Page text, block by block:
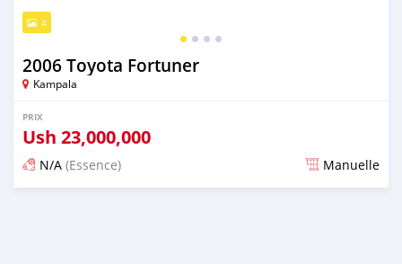
4
2006 Toyota Fortuner
Kampala
PRIX
Ush 23,000,000
N/A (Essence) Manuelle